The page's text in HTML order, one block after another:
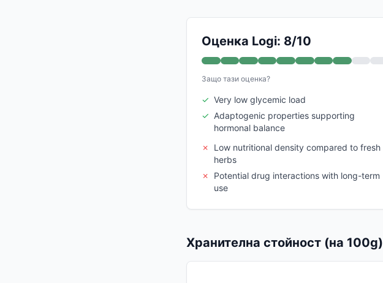
Оценка Logi: 8/10
Защо тази оценка?
✓ Very low glycemic load
✓ Adaptogenic properties supporting
hormonal balance
✗
Low nutritional density compared to fresh
herbs
✗
Potential drug interactions with long-term
use
Хранителна стойност (на 100g)